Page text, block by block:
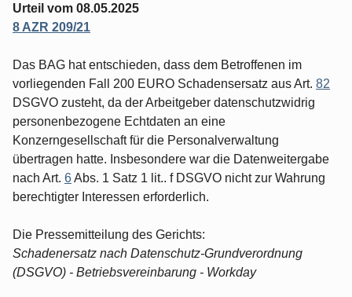
Urteil vom 08.05.2025
8 AZR 209/21
Das BAG hat entschieden, dass dem Betroffenen im
vorliegenden Fall 200 EURO Schadensersatz aus Art. 82
DSGVO zusteht, da der Arbeitgeber datenschutzwidrig
personenbezogene Echtdaten an eine
Konzerngesellschaft für die Personalverwaltung
übertragen hatte. Insbesondere war die Datenweitergabe
nach Art. 6Abs. 1 Satz 1 lit.. f DSGVO nicht zur Wahrung
berechtigter Interessen erforderlich.
Die Pressemitteilung des Gerichts:
Schadenersatz nach Datenschutz-Grundverordnung
(DSGVO) - Betriebsvereinbarung - Workday